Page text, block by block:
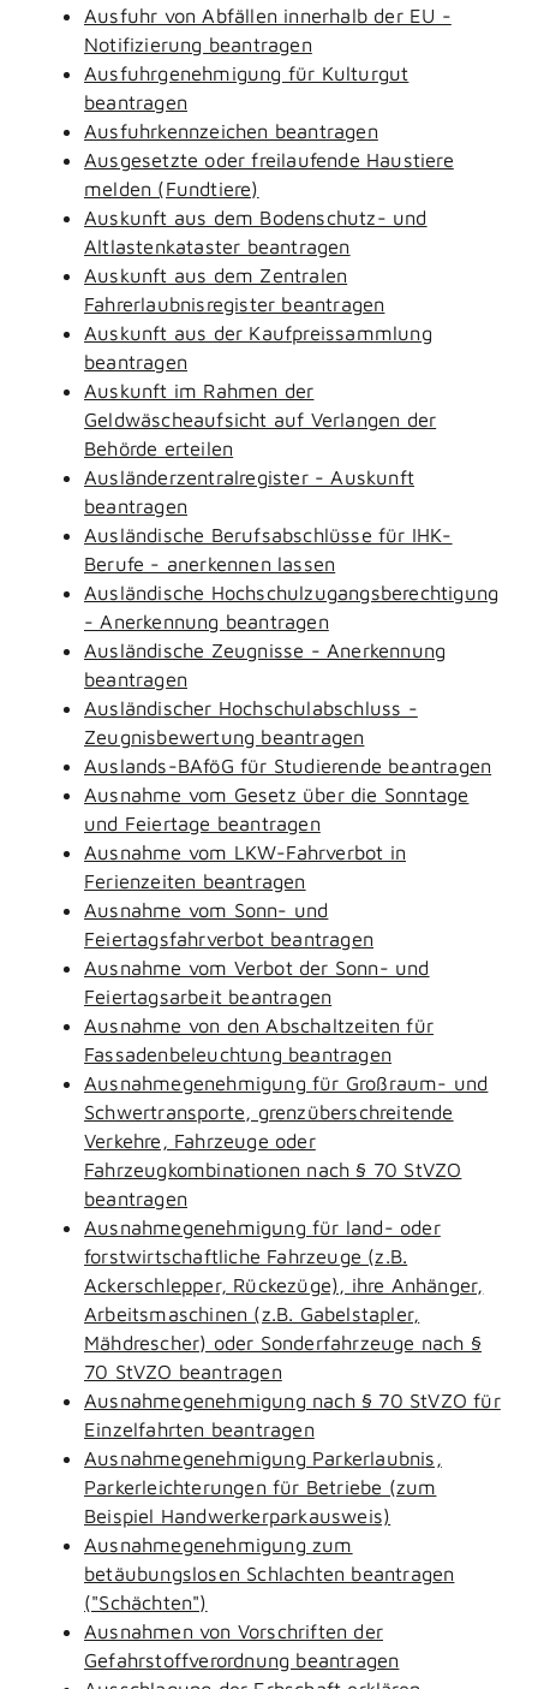
Ausfuhr von Abfällen innerhalb der EU -
Notifizierung beantragen
Ausfuhrgenehmigung für Kulturgut
beantragen
Ausfuhrkennzeichen beantragen
Ausgesetzte oder freilaufende Haustiere
melden (Fundtiere)
Auskunft aus dem Bodenschutz- und
Altlastenkataster beantragen
Auskunft aus dem Zentralen
Fahrerlaubnisregister beantragen
Auskunft aus der Kaufpreissammlung
beantragen
Auskunft im Rahmen der
Geldwäscheaufsicht auf Verlangen der
Behörde erteilen
Ausländerzentralregister - Auskunft
beantragen
Ausländische Berufsabschlüsse für IHK-
Berufe - anerkennen lassen
Ausländische Hochschulzugangsberechtigung
- Anerkennung beantragen
Ausländische Zeugnisse - Anerkennung
beantragen
Ausländischer Hochschulabschluss -
Zeugnisbewertung beantragen
Auslands-BAföG für Studierende beantragen
Ausnahme vom Gesetz über die Sonntage
und Feiertage beantragen
Ausnahme vom LKW-Fahrverbot in
Ferienzeiten beantragen
Ausnahme vom Sonn- und
Feiertagsfahrverbot beantragen
Ausnahme vom Verbot der Sonn- und
Feiertagsarbeit beantragen
Ausnahme von den Abschaltzeiten für
Fassadenbeleuchtung beantragen
Ausnahmegenehmigung für Großraum- und
Schwertransporte, grenzüberschreitende
Verkehre, Fahrzeuge oder
Fahrzeugkombinationen nach § 70 StVZO
beantragen
Ausnahmegenehmigung für land- oder
forstwirtschaftliche Fahrzeuge (z.B.
Ackerschlepper, Rückezüge), ihre Anhänger,
Arbeitsmaschinen (z.B. Gabelstapler,
Mähdrescher) oder Sonderfahrzeuge nach §
70 StVZO beantragen
Ausnahmegenehmigung nach § 70 StVZO für
Einzelfahrten beantragen
Ausnahmegenehmigung Parkerlaubnis,
Parkerleichterungen für Betriebe (zum
Beispiel Handwerkerparkausweis)
Ausnahmegenehmigung zum
betäubungslosen Schlachten beantragen
("Schächten")
Ausnahmen von Vorschriften der
Gefahrstoffverordnung beantragen